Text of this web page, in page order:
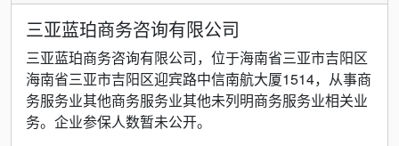
三亚蓝珀商务咨询有限公司
三亚蓝珀商务咨询有限公司，位于海南省三亚市吉阳区
海南省三亚市吉阳区迎宾路中信南航大厦1514，从事商
务服务业其他商务服务业其他未列明商务服务业相关业
务。企业参保人数暂未公开。